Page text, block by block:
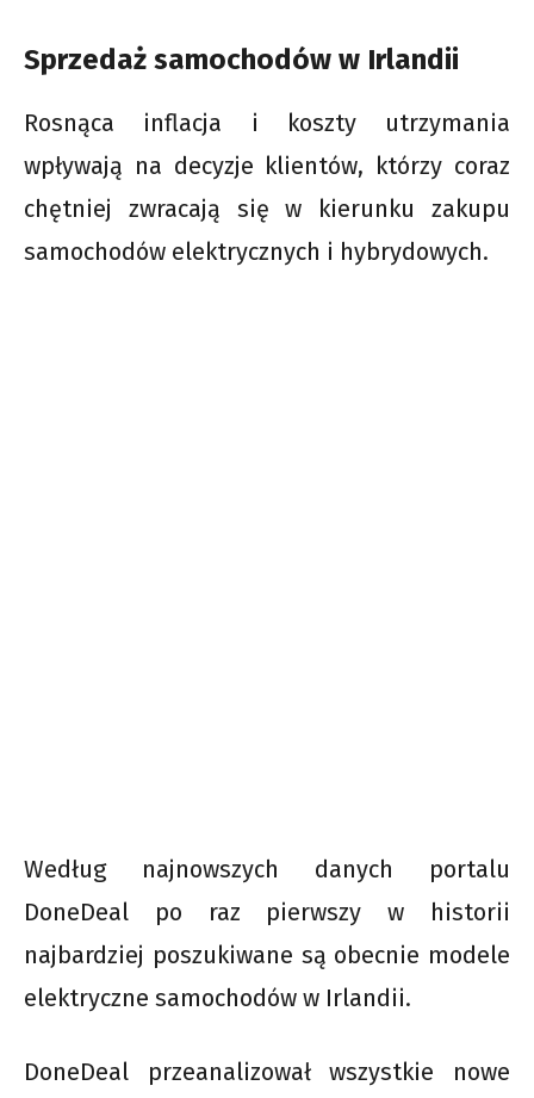
Sprzedaż samochodów w Irlandii
Rosnąca inflacja i koszty utrzymania
wpływają na decyzje klientów, którzy coraz
chętniej zwracają się w kierunku zakupu
samochodów elektrycznych i hybrydowych.
Według najnowszych danych portalu
DoneDeal po raz pierwszy w historii
najbardziej poszukiwane są obecnie modele
elektryczne samochodów w Irlandii.
DoneDeal przeanalizował wszystkie nowe